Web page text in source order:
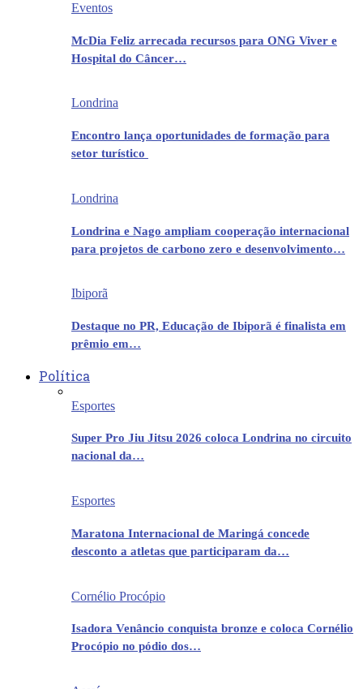
Eventos
McDia Feliz arrecada recursos para ONG Viver e
Hospital do Câncer…
Londrina
Encontro lança oportunidades de formação para
setor turístico
Londrina
Londrina e Nago ampliam cooperação internacional
para projetos de carbono zero e desenvolvimento…
Ibiporã
Destaque no PR, Educação de Ibiporã é finalista em
prêmio em…
Política
Esportes
Super Pro Jiu Jitsu 2026 coloca Londrina no circuito
nacional da…
Esportes
Maratona Internacional de Maringá concede
desconto a atletas que participaram da…
Cornélio Procópio
Isadora Venâncio conquista bronze e coloca Cornélio
Procópio no pódio dos…